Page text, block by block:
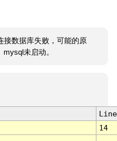
接数据库失败，可能的原
未启动。
Line
14